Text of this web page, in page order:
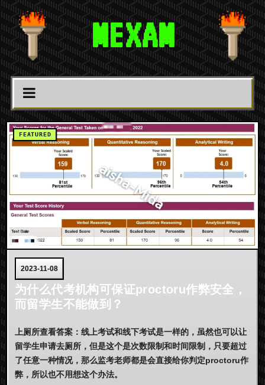
MEXAM
2023-11-08
为什么代考机构可保证proctoru作弊安全，
而留学生不能做到？
上厕所查看答案：线上考试和线下考试是一样的，虽然也可以让
留学生申请去厕所，但是这个是次数限制和时间限制，只要超过
了任意一种情况，那么监考老师都是会直接给你判定proctoru作
弊，所以也不用想这个办法。